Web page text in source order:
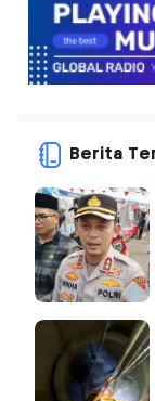
Berita